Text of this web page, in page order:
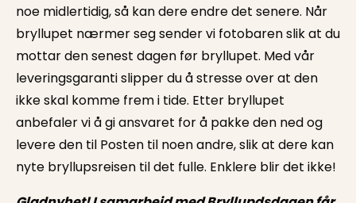
noe midlertidig, så kan dere endre det senere. Når
bryllupet nærmer seg sender vi fotobaren slik at du
mottar den senest dagen før bryllupet. Med vår
leveringsgaranti slipper du å stresse over at den
ikke skal komme frem i tide. Etter bryllupet
anbefaler vi å gi ansvaret for å pakke den ned og
levere den til Posten til noen andre, slik at dere kan
nyte bryllupsreisen til det fulle. Enklere blir det ikke!